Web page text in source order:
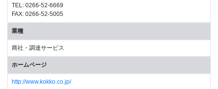
TEL: 0266-52-6669
FAX: 0266-52-5005
業種
商社・調達サービス
ホームページ
http://www.kokko.co.jp/